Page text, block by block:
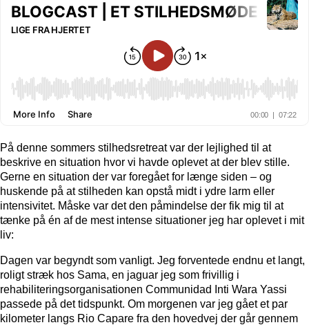
På denne sommers stilhedsretreat var der lejlighed til at
beskrive en situation hvor vi havde oplevet at der blev stille.
Gerne en situation der var foregået for længe siden – og
huskende på at stilheden kan opstå midt i ydre larm eller
intensivitet. Måske var det den påmindelse der fik mig til at
tænke på én af de mest intense situationer jeg har oplevet i mit
liv:
Dagen var begyndt som vanligt. Jeg forventede endnu et langt,
roligt stræk hos Sama, en jaguar jeg som frivillig i
rehabiliteringsorganisationen Communidad Inti Wara Yassi
passede på det tidspunkt. Om morgenen var jeg gået et par
kilometer langs Rio Capare fra den hovedvej der går gennem